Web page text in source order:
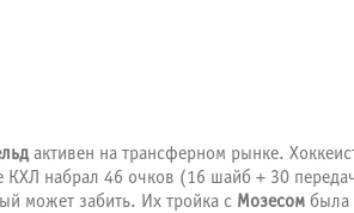
активен на трансферном рынке.
набрал 46 очков (16 шайб + 30
может забить. Их тройка с Мозесом была